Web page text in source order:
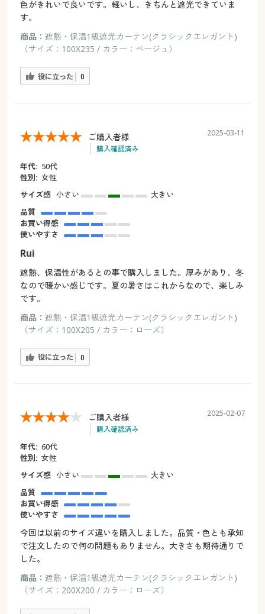
色がきれいで良いです。軽いし、きちんと遮光できていま
す。
商品： 遮熱・保温1級遮光カーテン(クラシックエレガント)
（サイズ：100X235 / カラー：ベージュ）
役に立った 0
ご購入者様
購入確認済み
2025-03-11
年代: 50代
性別: 女性
サイズ感 小さい
大きい
品質
お買い得感
使いやすさ
Rui
遮熱、保温性があるとの事で購入しました。厚みがあり、冬
なので暖かい感じです。夏の暑さはこれからなので、楽しみ
です。
商品： 遮熱・保温1級遮光カーテン(クラシックエレガント)
（サイズ：100X205 / カラー：ローズ）
役に立った 0
ご購入者様
購入確認済み
2025-02-07
年代: 60代
性別: 女性
サイズ感 小さい
大きい
品質
お買い得感
使いやすさ
今回は以前のサイズ違いを購入しました。品質・色とも承知
で注文したので何の問題もありません。大きさも期待通りで
した。
商品： 遮熱・保温1級遮光カーテン(クラシックエレガント)
（サイズ：200X200 / カラー：ローズ）